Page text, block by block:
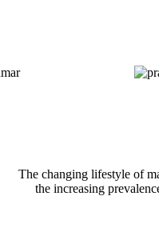
The changing lifestyle of
the increasing